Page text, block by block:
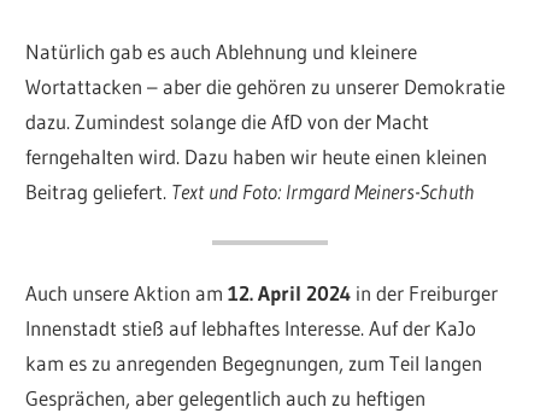
Natürlich gab es auch Ablehnung und kleinere
Wortattacken – aber die gehören zu unserer Demokratie
dazu. Zumindest solange die AfD von der Macht
ferngehalten wird. Dazu haben wir heute einen kleinen
Beitrag geliefert. Text und Foto: Irmgard Meiners-Schuth
Auch unsere Aktion am12. April 2024 in der Freiburger
Innenstadt stieß auf lebhaftes Interesse. Auf der KaJo
kam es zu anregenden Begegnungen, zum Teil langen
Gesprächen, aber gelegentlich auch zu heftigen